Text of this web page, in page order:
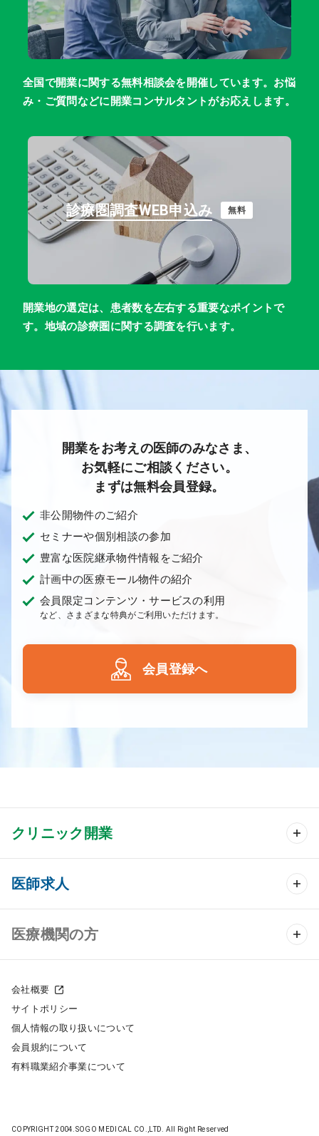
全国で開業に関する無料相談会を開催しています。お悩
み・ご質問などに開業コンサルタントがお応えします。
診療圏調査WEB申込み 無料
開業地の選定は、患者数を左右する重要なポイントで
す。地域の診療圏に関する調査を行います。
開業をお考えの医師のみなさま、
お気軽にご相談ください。
まずは無料会員登録。
非公開物件のご紹介
セミナーや個別相談の参加
豊富な医院継承物件情報をご紹介
計画中の医療モール物件の紹介
会員限定コンテンツ・サービスの利用
など、さまざまな特典がご利用いただけます。
会員登録へ
クリニック開業
クリニック開業 TOP
クリニック物件検索
クリニックの開業スタイル
クリニック開業までの流れ
開業支援事例
医師求人
医師求人 TOP
常勤求人検索
非常勤求人検索
スポット求人検索
医療機関の方
採用をお考えの医療機関の方
会社概要
サイトポリシー
個人情報の取り扱いについて
会員規約について
有料職業紹介事業について
COPYRIGHT 2004.SOGO MEDICAL CO.,LTD. All Right Reserved